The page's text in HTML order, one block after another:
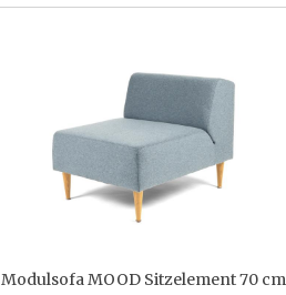
Modulsofa MOOD Sitzelement 70 cm